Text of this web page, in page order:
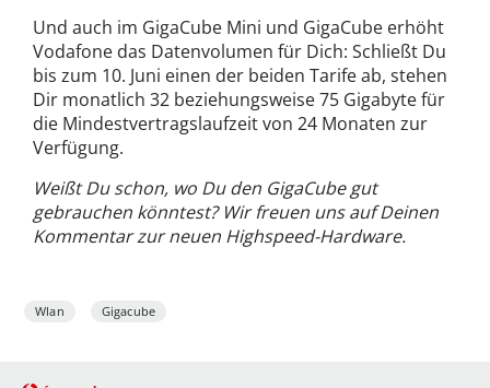
Und auch im GigaCube Mini und GigaCube erhöht
Vodafone das Datenvolumen für Dich: Schließt Du
bis zum 10. Juni einen der beiden Tarife ab, stehen
Dir monatlich 32 beziehungsweise 75 Gigabyte für
die Mindestvertragslaufzeit von 24 Monaten zur
Verfügung.
Weißt Du schon, wo Du den GigaCube gut
gebrauchen könntest? Wir freuen uns auf Deinen
Kommentar zur neuen Highspeed-Hardware.
Wlan Gigacube